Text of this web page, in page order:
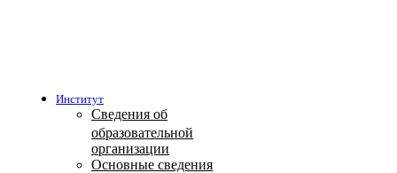
Институт
Сведения об
образовательной
организации
Основные сведения